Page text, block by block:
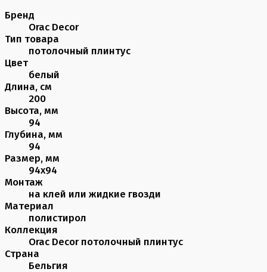
Бренд
Orac Decor
Тип товара
потолочный плинтус
Цвет
белый
Длина, см
200
Высота, мм
94
Глубина, мм
94
Размер, мм
94х94
Монтаж
на клей или жидкие гвозди
Материал
полистирол
Коллекция
Orac Decor потолочный плинтус
Страна
Бельгия